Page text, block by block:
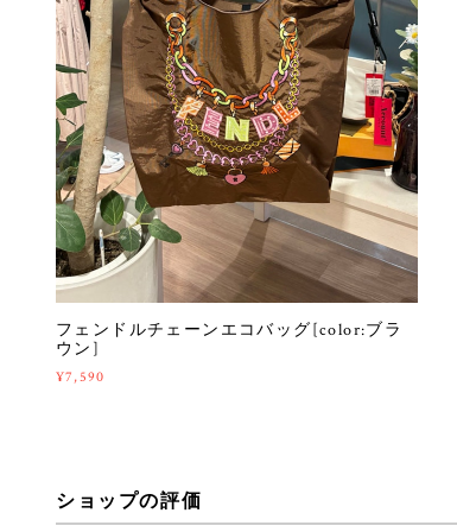
フェンドルチェーンエコバッグ[color:ブラ
ウン]
¥7,590
ショップの評価